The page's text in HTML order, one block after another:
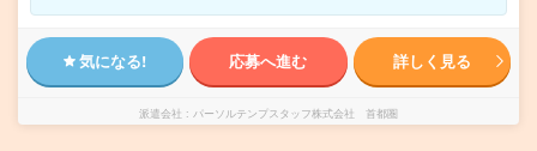
気になる! 応募へ進む 詳しく見る
派遣会社 パーソルテンプスタッフ株式会社 首都圏